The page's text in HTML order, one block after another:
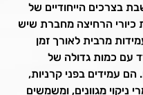
בצרכים הייחודיים של
כיורי הרחיצה מחברת שיש
מרבית לאורך זמן
עם כמות גדולה של
הם עמידים בפני קרניות,
ניקוי מגוונים, ומשמשים